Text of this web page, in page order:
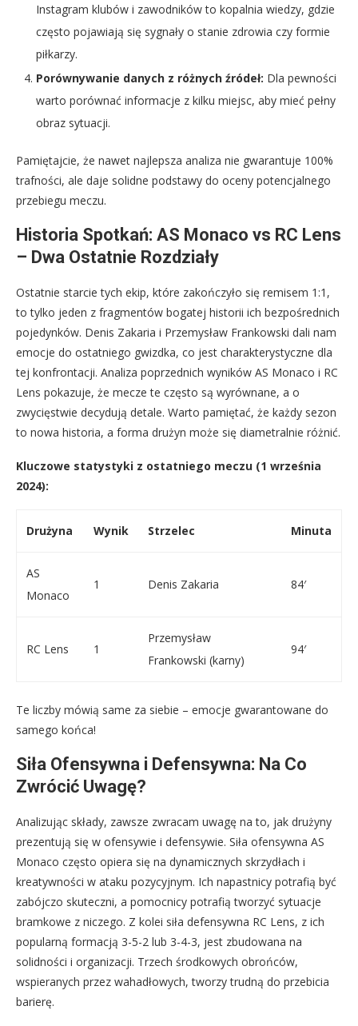
Instagram klubów i zawodników to kopalnia wiedzy, gdzie
często pojawiają się sygnały o stanie zdrowia czy formie
piłkarzy.
Porównywanie danych z różnych źródeł: Dla pewności
warto porównać informacje z kilku miejsc, aby mieć pełny
obraz sytuacji.
Pamiętajcie, że nawet najlepsza analiza nie gwarantuje 100%
trafności, ale daje solidne podstawy do oceny potencjalnego
przebiegu meczu.
Historia Spotkań: AS Monaco vs RC Lens
– Dwa Ostatnie Rozdziały
Ostatnie starcie tych ekip, które zakończyło się remisem 1:1,
to tylko jeden z fragmentów bogatej historii ich bezpośrednich
pojedynków. Denis Zakaria i Przemysław Frankowski dali nam
emocje do ostatniego gwizdka, co jest charakterystyczne dla
tej konfrontacji. Analiza poprzednich wyników AS Monaco i RC
Lens pokazuje, że mecze te często są wyrównane, a o
zwycięstwie decydują detale. Warto pamiętać, że każdy sezon
to nowa historia, a forma drużyn może się diametralnie różnić.
Kluczowe statystyki z ostatniego meczu (1 września
2024):
Drużyna Wynik Strzelec Minuta
AS
Monaco
1 Denis Zakaria 84′
RC Lens 1
Przemysław
Frankowski (karny)
94′
Te liczby mówią same za siebie – emocje gwarantowane do
samego końca!
Siła Ofensywna i Defensywna: Na Co
Zwrócić Uwagę?
Analizując składy, zawsze zwracam uwagę na to, jak drużyny
prezentują się w ofensywie i defensywie. Siła ofensywna AS
Monaco często opiera się na dynamicznych skrzydłach i
kreatywności w ataku pozycyjnym. Ich napastnicy potrafią być
zabójczo skuteczni, a pomocnicy potrafią tworzyć sytuacje
bramkowe z niczego. Z kolei siła defensywna RC Lens, z ich
popularną formacją 3-5-2 lub 3-4-3, jest zbudowana na
solidności i organizacji. Trzech środkowych obrońców,
wspieranych przez wahadłowych, tworzy trudną do przebicia
barierę.